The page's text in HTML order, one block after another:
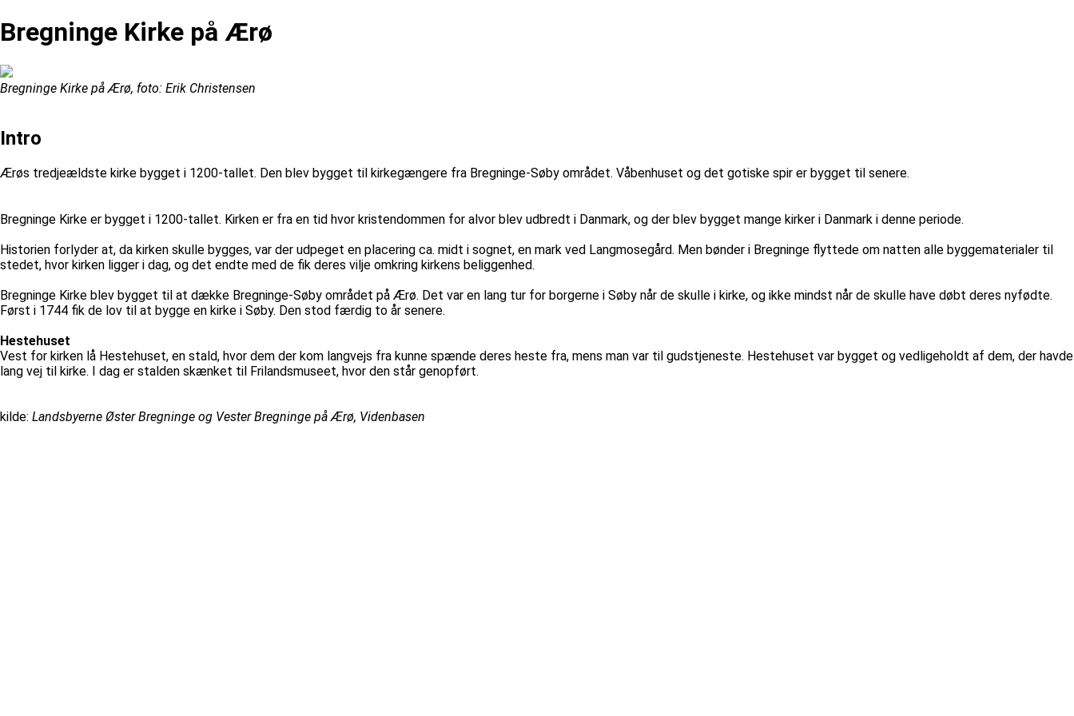
Bregninge Kirke på Ærø
Bregninge Kirke på Ærø, foto: Erik Christensen
Intro
Ærøs tredjeældste kirke bygget i 1200-tallet. Den blev bygget til kirkegængere fra Bregninge-Søby området. Våbenhuset og det gotiske spir er bygget til senere.
Bregninge Kirke er bygget i 1200-tallet. Kirken er fra en tid hvor kristendommen for alvor blev udbredt i Danmark, og der blev bygget mange kirker i Danmark i denne periode.
Historien forlyder at, da kirken skulle bygges, var der udpeget en placering ca. midt i sognet, en mark ved Langmosegård. Men bønder i Bregninge flyttede om natten alle byggematerialer til
stedet, hvor kirken ligger i dag, og det endte med de fik deres vilje omkring kirkens beliggenhed.
Bregninge Kirke blev bygget til at dække Bregninge-Søby området på Ærø. Det var en lang tur for borgerne i Søby når de skulle i kirke, og ikke mindst når de skulle have døbt deres nyfødte.
Først i 1744 fik de lov til at bygge en kirke i Søby. Den stod færdig to år senere.
Hestehuset
Vest for kirken lå Hestehuset, en stald, hvor dem der kom langvejs fra kunne spænde deres heste fra, mens man var til gudstjeneste. Hestehuset var bygget og vedligeholdt af dem, der havde
lang vej til kirke. I dag er stalden skænket til Frilandsmuseet, hvor den står genopført.
kilde: Landsbyerne Øster Bregninge og Vester Bregninge på Ærø, Videnbasen